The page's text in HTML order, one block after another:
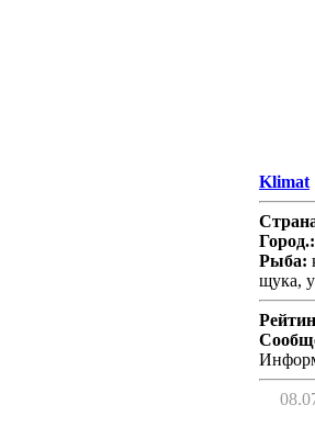
Klimat
Город.:
Рыба:
щука,